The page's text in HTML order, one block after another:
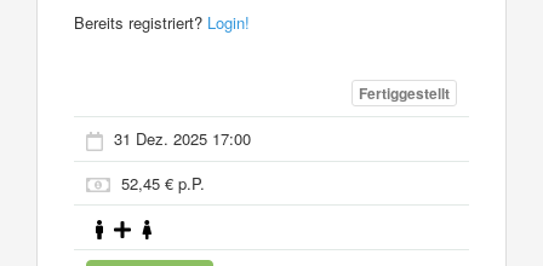
Bereits registriert? Login!
Fertiggestellt
31 Dez. 2025 17:00
52,45 € p.P.